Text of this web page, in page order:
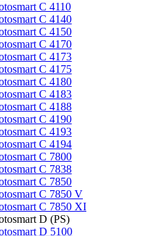
C 4110
C 4140
C 4150
C 4170
C 4173
C 4175
C 4180
C 4183
C 4188
C 4190
C 4193
C 4194
C 7800
C 7838
C 7850
C 7850 V
C 7850 XI
D (PS)
D 5100